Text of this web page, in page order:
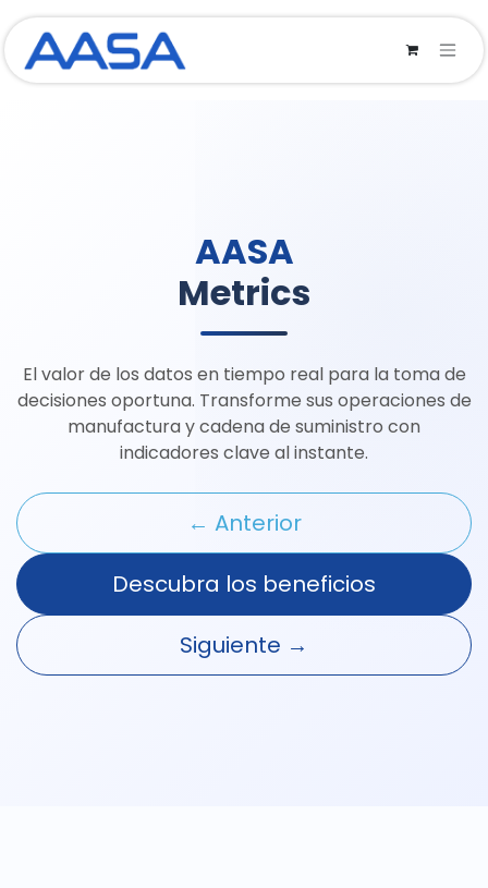
Ir al contenido
AASA
Metrics
El valor de los datos en tiempo real para la toma de
decisiones oportuna. Transforme sus operaciones de
manufactura y cadena de suministro con
indicadores clave al instante.
← Anterior
Descubra los beneficios
Siguiente →